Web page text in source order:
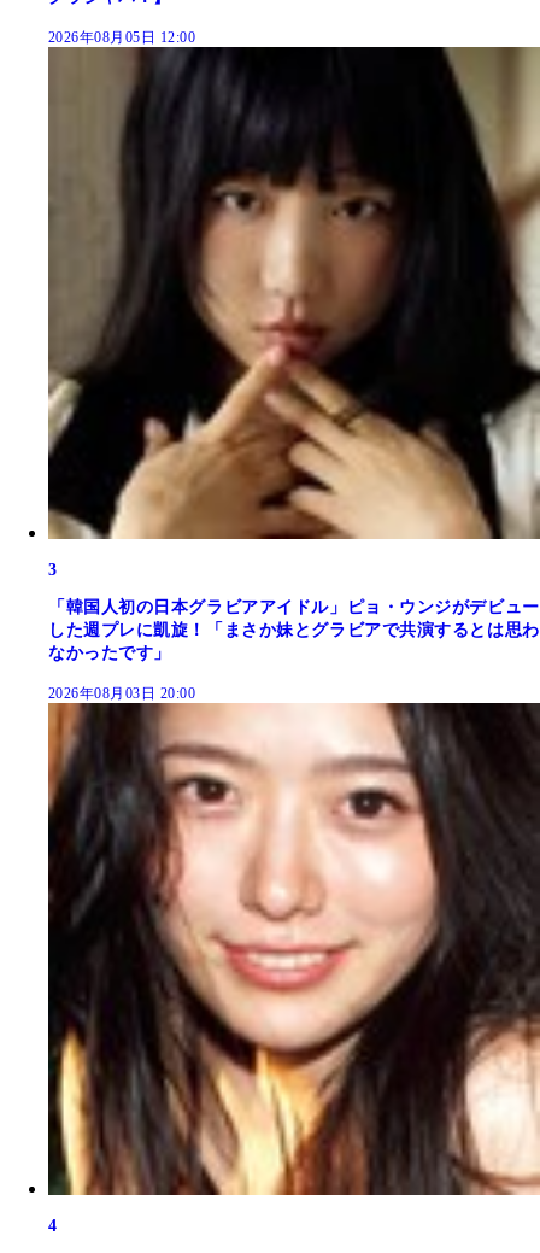
2026年08月05日 12:00
3
「韓国人初の日本グラビアアイドル」ピョ・ウンジがデビュー
した週プレに凱旋！「まさか妹とグラビアで共演するとは思わ
なかったです」
2026年08月03日 20:00
4